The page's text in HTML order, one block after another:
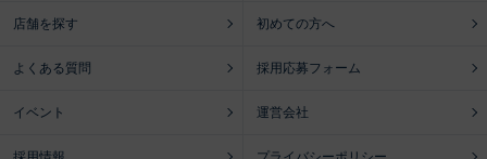
店舗を探す 初めての方へ
よくある質問 採用応募フォーム
イベント 運営会社